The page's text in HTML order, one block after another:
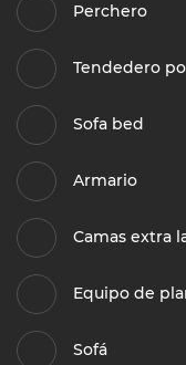
Perchero
Tendedero
Sofa bed
Armario
Camas extra
Equipo de
Sofá